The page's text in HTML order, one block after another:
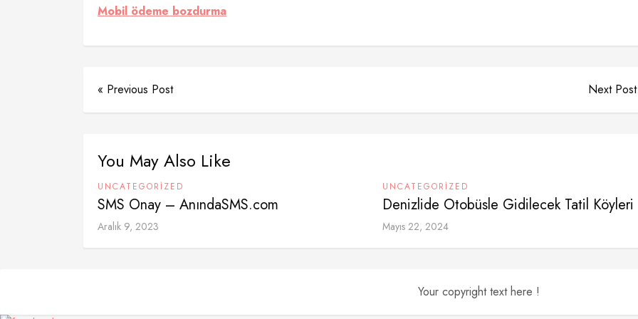
Mobil ödeme bozdurma
« Previous Post Next
You May Also Like
UNCATEGORIZED
SMS Onay – AnındaSMS.com
Aralık 9, 2023
UNCATEGORIZED
Denizlide Otobüsle Gidilecek Tatil Köyleri
Mayıs 22, 2024
Your copyright text here !